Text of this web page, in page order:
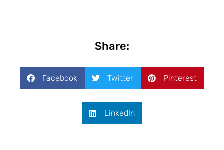
Share:
Facebook Twitter Pinterest
LinkedIn